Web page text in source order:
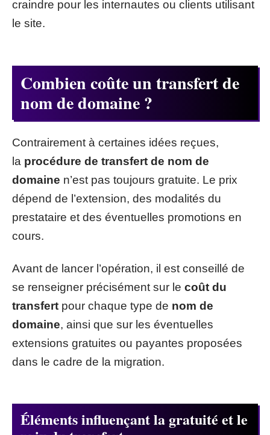
craindre pour les internautes ou clients utilisant
le site.
Combien coûte un transfert de
nom de domaine ?
Contrairement à certaines idées reçues,
la procédure de transfert de nom de
domaine n’est pas toujours gratuite. Le prix
dépend de l’extension, des modalités du
prestataire et des éventuelles promotions en
cours.
Avant de lancer l’opération, il est conseillé de
se renseigner précisément sur le coût du
transfert pour chaque type de nom de
domaine, ainsi que sur les éventuelles
extensions gratuites ou payantes proposées
dans le cadre de la migration.
Éléments influençant la gratuité et le